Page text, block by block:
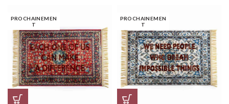
PROCHAINEMEN
T
PROCHAINEMEN
T